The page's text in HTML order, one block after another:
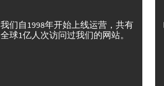
我们自1998年开始上线运营，共有
全球1亿人次访问过我们的网站。